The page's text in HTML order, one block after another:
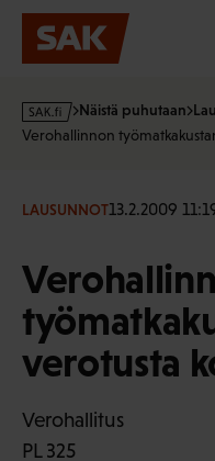
Hyppää
sisältöön
s
a
f
Näistä puhutaan
Verohallinnon
LAUSUNNOT13.2.2009
verotusta
Verohallitus
PL 325